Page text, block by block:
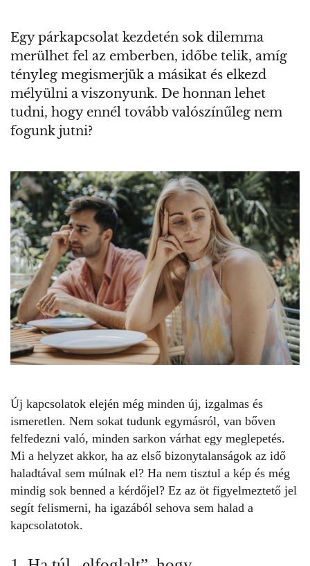
Egy párkapcsolat kezdetén sok dilemma
merülhet fel az emberben, időbe telik, amíg
tényleg megismerjük a másikat és elkezd
mélyülni a viszonyunk. De honnan lehet
tudni, hogy ennél tovább valószínűleg nem
fogunk jutni?
Új kapcsolatok elején még minden új, izgalmas és
ismeretlen. Nem sokat tudunk egymásról, van bőven
felfedezni való, minden sarkon várhat egy meglepetés.
Mi a helyzet akkor, ha az első bizonytalanságok az idő
haladtával sem múlnak el? Ha nem tisztul a kép és még
mindig sok benned a kérdőjel? Ez az öt figyelmeztető jel
segít felismerni, ha igazából sehova sem halad a
kapcsolatotok.